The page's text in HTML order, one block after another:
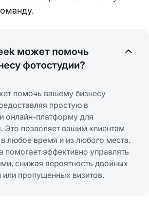
может помочь
фотостудии?
помочь вашему бизнесу
простую в
онлайн-платформу для
Это позволяет вашим клиентам
в любое время и из любого места.
помогает эффективно управлять
снижая вероятность двойных
пропущенных визитов.